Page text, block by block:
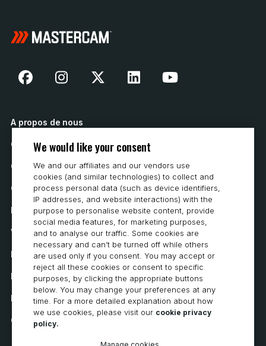
A propos de nous
Contactez nous
Comment acheter
Carrières
Exigences du système
Vie privée
Déclaration de confidentialité
Déclaration d’accessibilité
Politique en matière de cookies
Cookie Preferences
We would like your consent
We and our affiliates and our vendors use
cookies (and similar technologies) to collect and
process personal data (such as device identifiers,
IP addresses, and website interactions) with the
purpose to personalise website content, provide
social media features, for marketing purposes,
and to analyse our traffic. Some cookies are
necessary and can’t be turned off while others
are used only if you consent. You may accept or
reject all these cookies or consent to specific
purposes, by clicking the appropriate buttons
below. You may change your preferences at any
time. For a more detailed explanation about how
we use cookies, please visit our cookie privacy
policy.